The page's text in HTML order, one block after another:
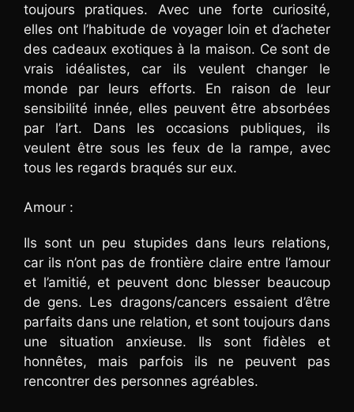
toujours pratiques. Avec une forte curiosité,
elles ont l’habitude de voyager loin et d’acheter
des cadeaux exotiques à la maison. Ce sont de
vrais idéalistes, car ils veulent changer le
monde par leurs efforts. En raison de leur
sensibilité innée, elles peuvent être absorbées
par l’art. Dans les occasions publiques, ils
veulent être sous les feux de la rampe, avec
tous les regards braqués sur eux.
Amour :
Ils sont un peu stupides dans leurs relations,
car ils n’ont pas de frontière claire entre l’amour
et l’amitié, et peuvent donc blesser beaucoup
de gens. Les dragons/cancers essaient d’être
parfaits dans une relation, et sont toujours dans
une situation anxieuse. Ils sont fidèles et
honnêtes, mais parfois ils ne peuvent pas
rencontrer des personnes agréables.